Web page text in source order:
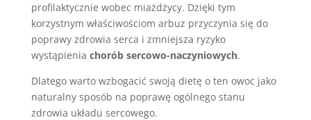
profilaktycznie wobec miażdżycy. Dzięki tym
korzystnym właściwościom arbuz przyczynia się do
poprawy zdrowia serca i zmniejsza ryzyko
wystąpienia chorób sercowo-naczyniowych.
Dlatego warto wzbogacić swoją dietę o ten owoc jako
naturalny sposób na poprawę ogólnego stanu
zdrowia układu sercowego.